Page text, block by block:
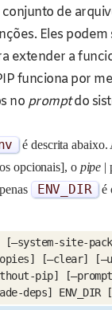
de
Eles
extender a
funciona por
no promptdo
é descrita abaixo.
opcionais], o pipe |
ENV_DIR
é
site-
[–clear]
pip] [–prompt
deps] ENV_DIR